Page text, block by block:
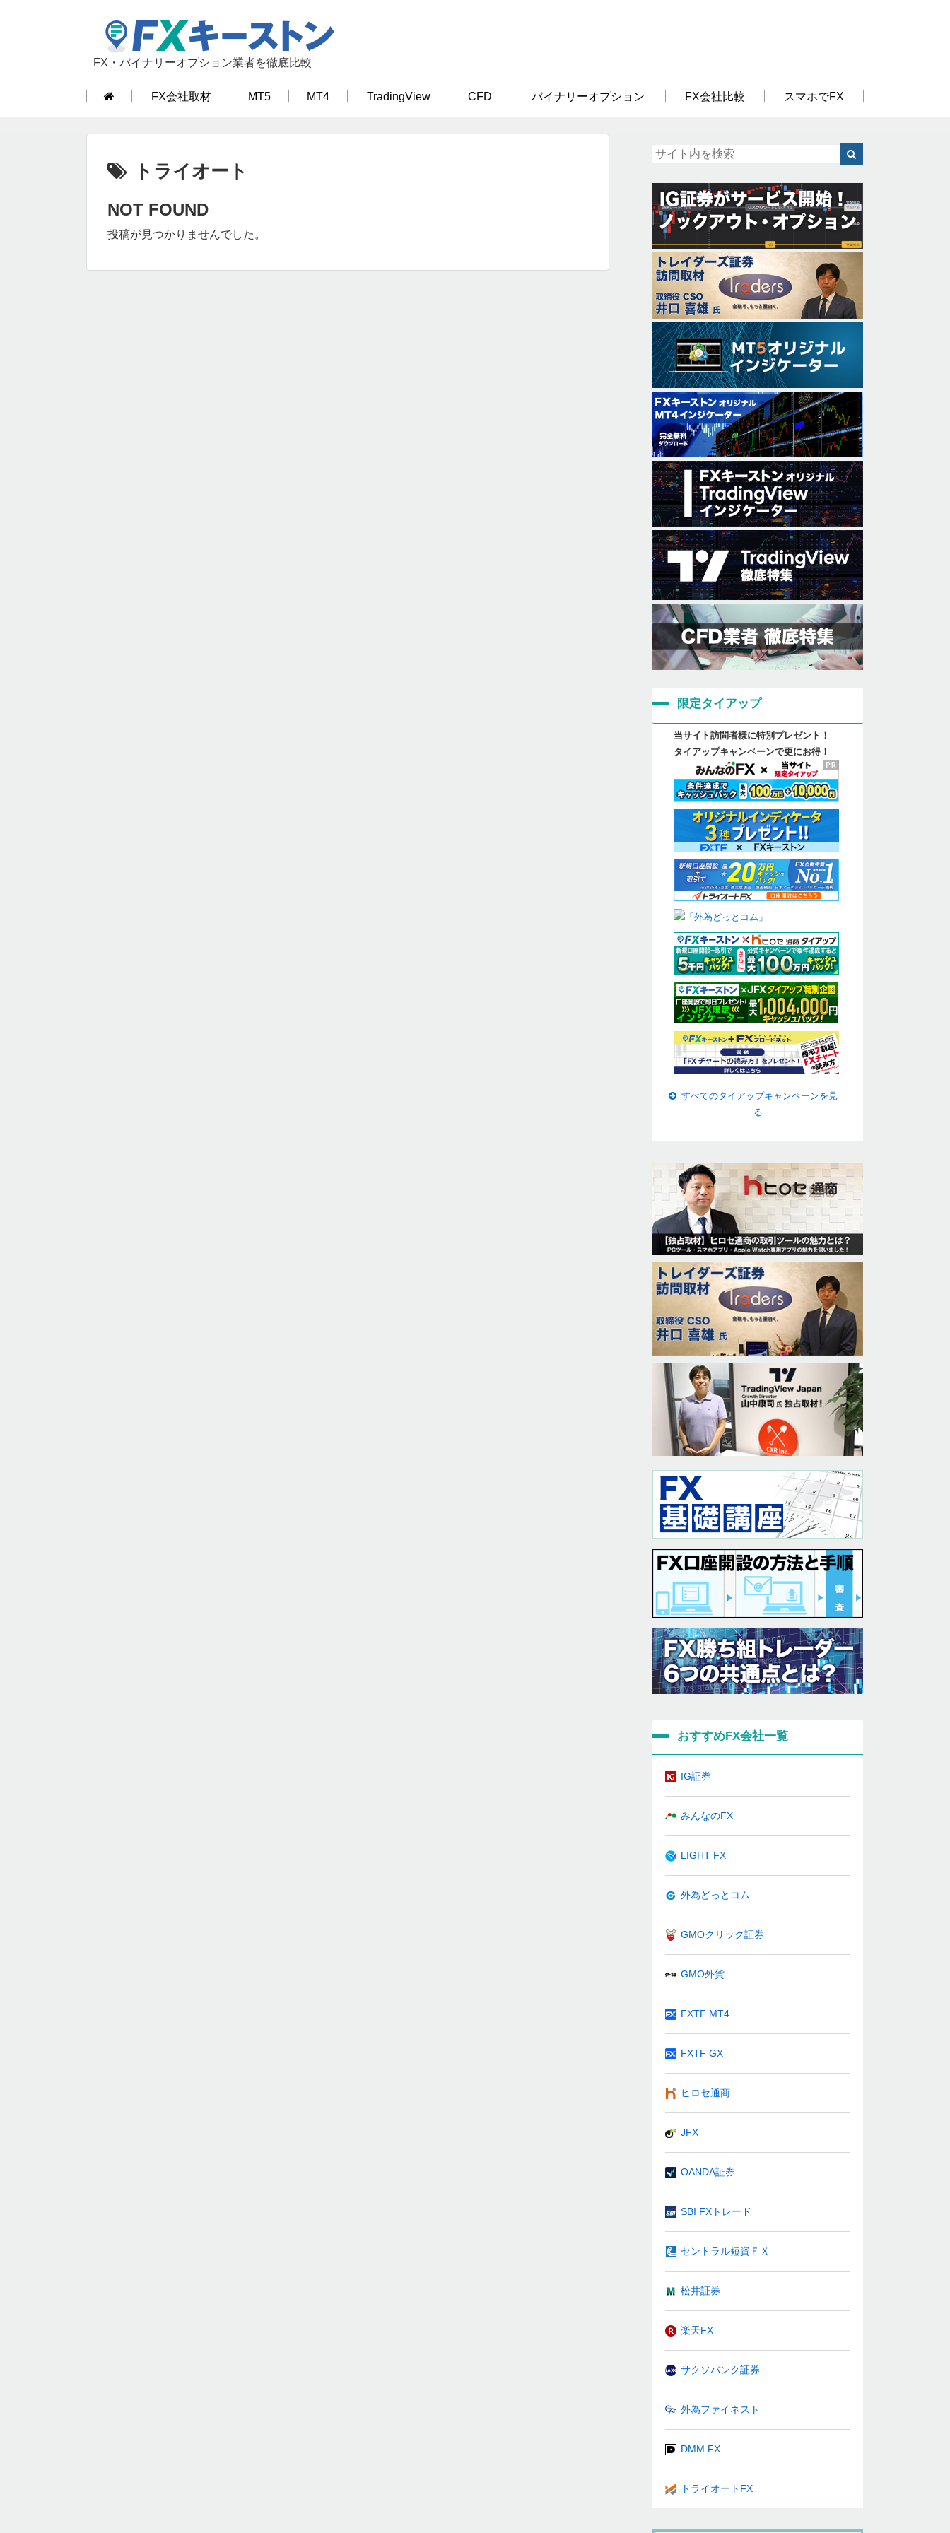
FX・バイナリーオプション業者を徹底比較
FX会社取材 MT5 MT4 TradingView CFD バイナリーオプション FX会社比較 スマホでFX
トライオート
NOT FOUND
投稿が見つかりませんでした。
限定タイアップ
当サイト訪問者様に特別プレゼント！
タイアップキャンペーンで更にお得！
すべてのタイアップキャンペーンを見
る
おすすめFX会社一覧
IG証券
みんなのFX
LIGHT FX
外為どっとコム
GMOクリック証券
GMO外貨
FXTF MT4
FXTF GX
ヒロセ通商
JFX
OANDA証券
SBI FXトレード
セントラル短資ＦＸ
松井証券
楽天FX
サクソバンク証券
外為ファイネスト
DMM FX
トライオートFX